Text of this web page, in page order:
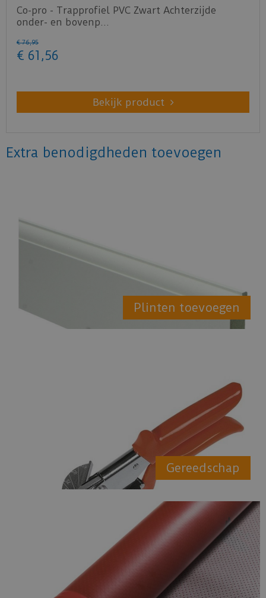
Co-pro - Trapprofiel PVC Zwart Achterzijde
onder- en bovenp…
€ 76,95
€ 61 ,56
Bekijk product
Extra benodigdheden toevoegen
Plinten toevoegen
Gereedschap